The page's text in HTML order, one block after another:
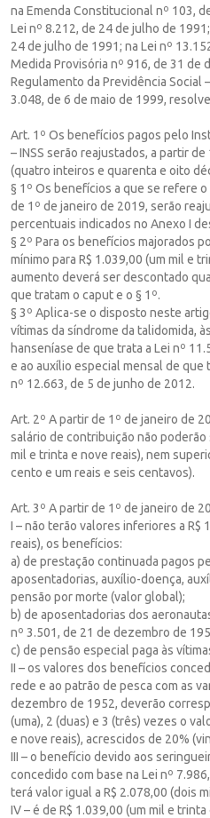
na Emenda Constitucional nº 103,
Lei nº 8.212, de 24 de julho de
24 de julho de 1991; na Lei nº
Medida Provisória nº 916, de 31 de
Regulamento da Previdência Social
3.048, de 6 de maio de 1999,
Art. 1º Os benefícios pagos pelo
– INSS serão reajustados, a partir
(quatro inteiros e quarenta e oito
§ 1º Os benefícios a que se refere
de 1º de janeiro de 2019, serão
percentuais indicados no Anexo I
§ 2º Para os benefícios majorados
mínimo para R$ 1.039,00 (um mil e
aumento deverá ser descontado
que tratam o caput e o § 1º.
§ 3º Aplica-se o disposto neste
vítimas da síndrome da talidomida,
hanseníase de que trata a Lei nº
e ao auxílio especial mensal de que
nº 12.663, de 5 de junho de 2012.
Art. 2º A partir de 1º de janeiro de
salário de contribuição não poderão
mil e trinta e nove reais), nem
cento e um reais e seis centavos).
Art. 3º A partir de 1º de janeiro de
I – não terão valores inferiores a R$
reais), os benefícios:
a) de prestação continuada pagos
aposentadorias, auxílio-doença,
pensão por morte (valor global);
b) de aposentadorias dos
nº 3.501, de 21 de dezembro de
c) de pensão especial paga às
II – os valores dos benefícios
rede e ao patrão de pesca com as
dezembro de 1952, deverão
(uma), 2 (duas) e 3 (três) vezes o
e nove reais), acrescidos de 20%
III – o benefício devido aos
concedido com base na Lei nº
terá valor igual a R$ 2.078,00 (dois
IV – é de R$ 1.039,00 (um mil e